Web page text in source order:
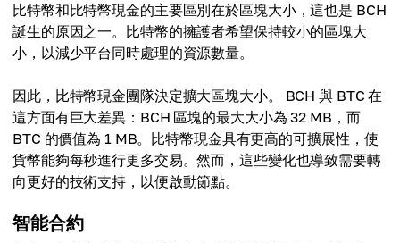
比特幣和比特幣現金的主要區別在於區塊大小，這也是 BCH
誕生的原因之一。比特幣的擁護者希望保持較小的區塊大
小，以減少平台同時處理的資源數量。
因此，比特幣現金團隊決定擴大區塊大小。 BCH 與 BTC 在
這方面有巨大差異：BCH 區塊的最大大小為 32 MB，而
BTC 的價值為 1 MB。比特幣現金具有更高的可擴展性，使
貨幣能夠每秒進行更多交易。然而，這些變化也導致需要轉
向更好的技術支持，以便啟動節點。
智能合約